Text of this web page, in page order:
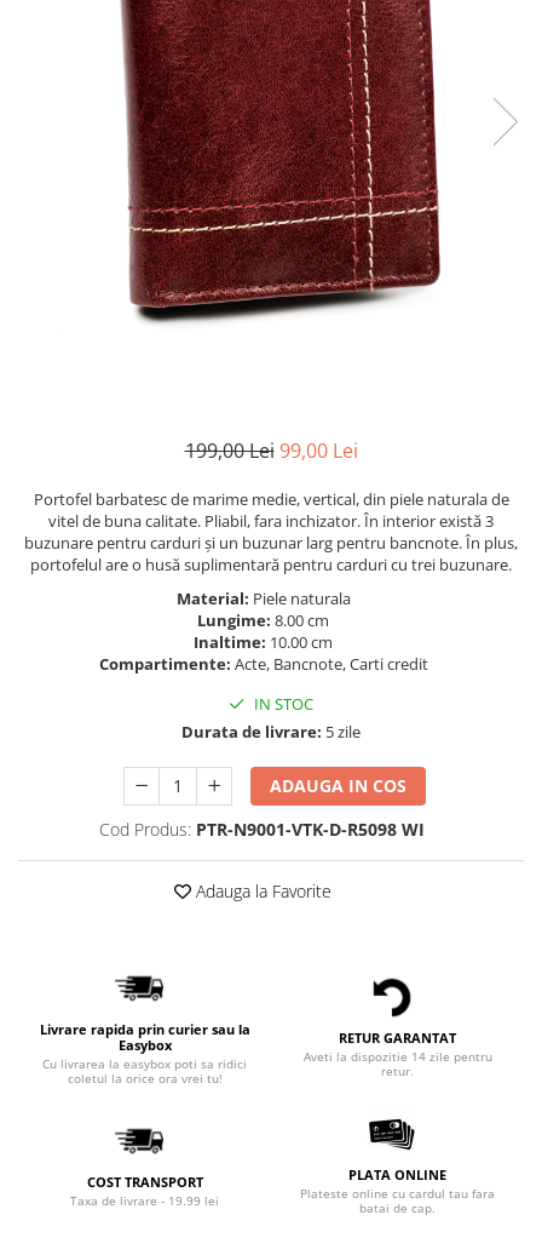
199,00 Lei 99,00 Lei
Portofel barbatesc de marime medie, vertical, din piele naturala de
vitel de buna calitate. Pliabil, fara inchizator. În interior există 3
buzunare pentru carduri și un buzunar larg pentru bancnote. În plus,
portofelul are o husă suplimentară pentru carduri cu trei buzunare.
Material: Piele naturala
Lungime: 8.00 cm
Inaltime: 10.00 cm
Compartimente: Acte, Bancnote, Carti credit
IN STOC
Durata de livrare: 5 zile
ADAUGA IN COS
Cod Produs: PTR-N9001-VTK-D-R5098 WI
Adauga la Favorite
Livrare rapida prin curier sau la
Easybox
Cu livrarea la easybox poti sa ridici
coletul la orice ora vrei tu!
RETUR GARANTAT
Aveti la dispozitie 14 zile pentru
retur.
COST TRANSPORT
Taxa de livrare - 19.99 lei
PLATA ONLINE
Plateste online cu cardul tau fara
batai de cap.